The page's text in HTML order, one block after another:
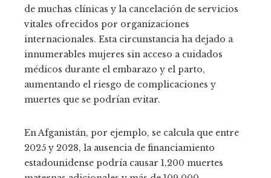
de muchas clínicas y la cancelación de servicios
vitales ofrecidos por organizaciones
internacionales. Esta circunstancia ha dejado a
innumerables mujeres sin acceso a cuidados
médicos durante el embarazo y el parto,
aumentando el riesgo de complicaciones y
muertes que se podrían evitar.
En Afganistán, por ejemplo, se calcula que entre
2025 y 2028, la ausencia de financiamiento
estadounidense podría causar 1,200 muertes